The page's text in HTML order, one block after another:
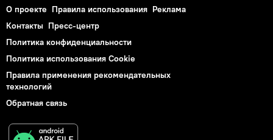
О проекте Правила использования Реклама
Контакты Пресс-центр
Политика конфиденциальности
Политика использования Cookie
Правила применения рекомендательных
технологий
Обратная связь